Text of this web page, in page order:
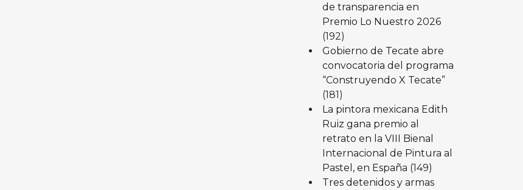
de transparencia en
Premio Lo Nuestro 2026
(192)
Gobierno de Tecate abre
convocatoria del programa
“Construyendo X Tecate”
(181)
La pintora mexicana Edith
Ruiz gana premio al
retrato en la VIII Bienal
Internacional de Pintura al
Pastel, en España (149)
Tres detenidos y armas